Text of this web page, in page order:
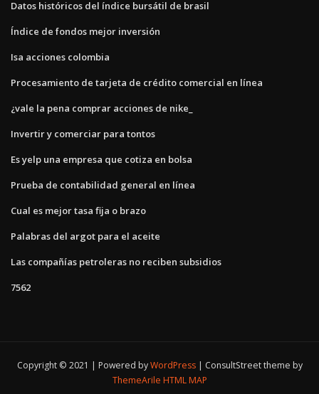
Datos históricos del índice bursátil de brasil
Índice de fondos mejor inversión
Isa acciones colombia
Procesamiento de tarjeta de crédito comercial en línea
¿vale la pena comprar acciones de nike_
Invertir y comerciar para tontos
Es yelp una empresa que cotiza en bolsa
Prueba de contabilidad general en línea
Cual es mejor tasa fija o brazo
Palabras del argot para el aceite
Las compañías petroleras no reciben subsidios
7562
Copyright © 2021 | Powered byWordPress
ConsultStreet theme by
ThemeArile HTML MAP